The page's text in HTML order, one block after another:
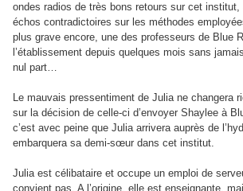
ondes radios de très bons retours sur cet institut,
échos contradictoires sur les méthodes
plus grave encore, une des professeurs de Blue
l’établissement depuis quelques mois sans
nul part…
Le mauvais pressentiment de Julia ne changera
sur la décision de celle-ci d’envoyer Shaylee à
c’est avec peine que Julia arrivera auprès de
embarquera sa demi-sœur dans cet institut.
Julia est célibataire et occupe un emploi de
convient pas. A l’origine, elle est enseignante,